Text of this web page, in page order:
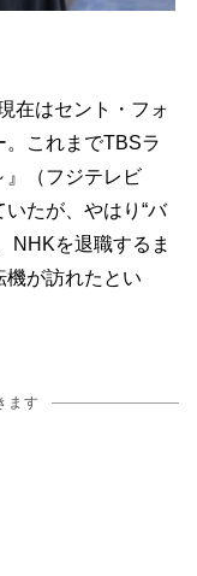
在はセント・フォ
これまでTBSラ
』（フジテレビ
たが、やはり“バ
NHKを退職するま
機が訪れたとい
ます